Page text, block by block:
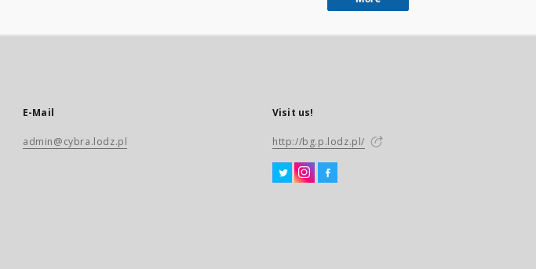
E-Mail
admin@cybra.lodz.pl
Visit us!
http://bg.p.lodz.pl/